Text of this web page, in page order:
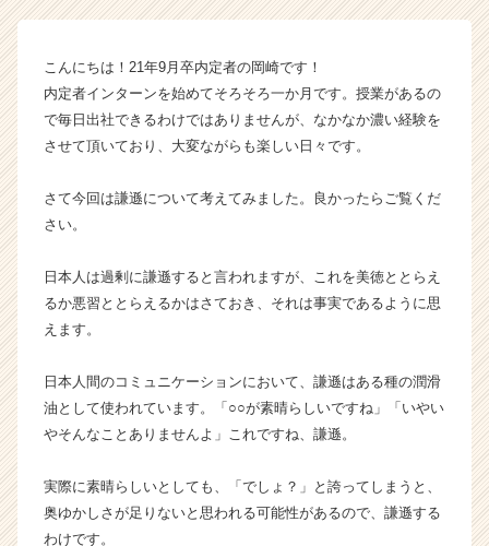
|
ベ
ン
チ
成
業
か
ト
が
く
就
こんにちは！21年9月卒内定者の岡崎です！
内定者インターンを始めてそろそろ一か月です。授業があるの
で毎日出社できるわけではありませんが、なかなか濃い経験を
させて頂いており、大変ながらも楽しい日々です。
さて今回は謙遜について考えてみました。良かったらご覧くだ
さい。
日本人は過剰に謙遜すると言われますが、これを美徳ととらえ
るか悪習ととらえるかはさておき、それは事実であるように思
えます。
日本人間のコミュニケーションにおいて、謙遜はある種の潤滑
油として使われています。「○○が素晴らしいですね」「いやい
やそんなことありませんよ」これですね、謙遜。
実際に素晴らしいとしても、「でしょ？」と誇ってしまうと、
奥ゆかしさが足りないと思われる可能性があるので、謙遜する
わけです。